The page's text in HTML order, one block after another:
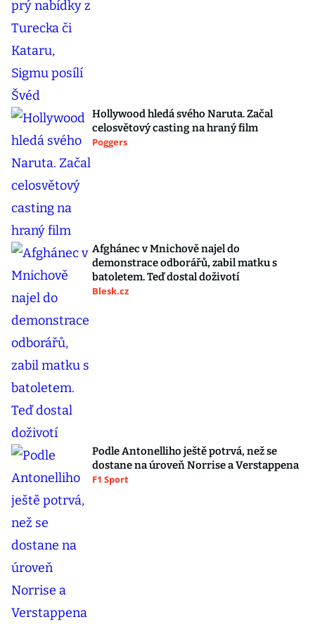
Hollywood hledá svého Naruta. Začal
celosvětový casting na hraný film
Poggers
Afghánec v Mnichově najel do
demonstrace odborářů, zabil matku s
batoletem. Teď dostal doživotí
Blesk.cz
Podle Antonelliho ještě potrvá, než se
dostane na úroveň Norrise a Verstappena
F1 Sport